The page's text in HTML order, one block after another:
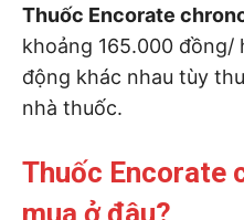
Thuốc Encorate
khoảng 165.000 đồng/
động khác nhau tùy
nhà thuốc.
Thuốc Encorate
mua ở đâu?